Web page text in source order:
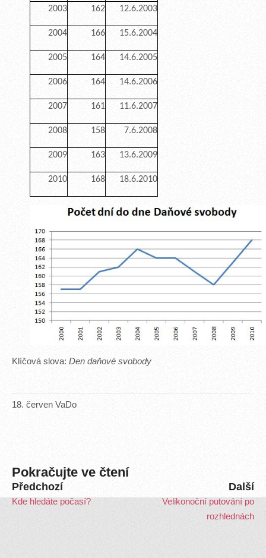
18. červen VaDo
2003 162 12.6.2003
2004 166 15.6.2004
2005 164 14.6.2005
2006 164 14.6.2006
2007 161 11.6.2007
2008 158 7.6.2008
2009 163 13.6.2009
2010 168 18.6.2010
Klíčová slova: Den daňové svobody
Pokračujte ve čtení
Další
Velikonoční putování po
rozhlednách
Předchozí
Kde hledáte počasí?